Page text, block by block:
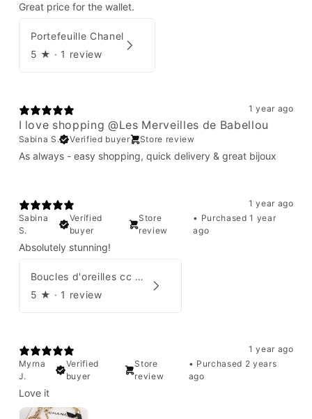
Great price for the wallet.
Portefeuille Chanel
5 ★ · 1 review
1 year ago
I love shopping @Les Merveilles de Babellou
Sabina S. Verified buyer Store review
As always - easy shopping, quick delivery & great bijoux
1 year ago
Sabina
S.
Verified
buyer
Store
review
• Purchased 1 year
ago
Absolutely stunning!
Boucles d'oreilles cc Chanel
5 ★ · 1 review
1 year ago
Myrna
J.
Verified
buyer
Store
review
• Purchased 2 years
ago
Love it